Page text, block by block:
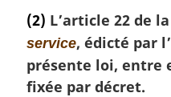
n
a
e
:
t
e
m
a
(2) L’article 22 de la
service, édicté par
présente loi, entre
fixée par décret.